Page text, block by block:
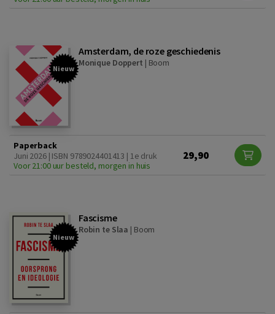
Nieuw
Amsterdam, de roze geschiedenis
Monique Doppert | Boom
Paperback
Juni 2026 | ISBN 9789024401413 | 1e druk
Voor 21:00 uur besteld, morgen in huis
29,90
Nieuw
Fascisme
Robin te Slaa | Boom